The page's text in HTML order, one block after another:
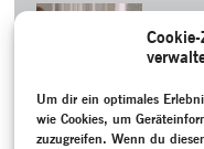
Um dir ein optimales
wie Cookies, um
zuzugreifen. Wenn du